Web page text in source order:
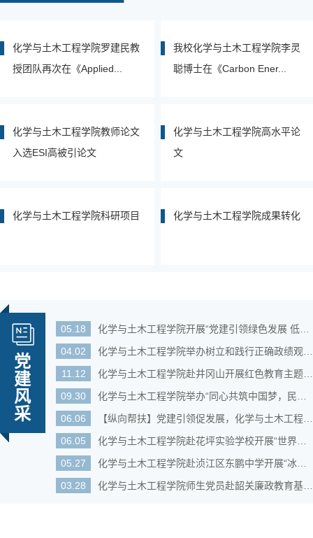
化学与土木工程学院罗建民教
授团队再次在《Applied...
我校化学与土木工程学院李灵
聪博士在《Carbon Ener...
化学与土木工程学院教师论文
入选ESI高被引论文
化学与土木工程学院高水平论
文
​化学与土木工程学院科研项目 化学与土木工程学院成果转化
党
建
风
采
05.18
化学与土木工程学院开展“党建引领绿色发展 低碳行动共建...
04.02
化学与土木工程学院举办树立和践行正确政绩观学习教育专...
11.12
化学与土木工程学院赴井冈山开展红色教育主题党日活动
09.30
化学与土木工程学院举办“同心共筑中国梦，民族团结贺双...
06.06
【纵向帮扶】党建引领促发展，化学与土木工程学院多举措...
06.05
化学与土木工程学院赴花坪实验学校开展“世界环境日”环...
05.27
化学与土木工程学院赴浈江区东鹏中学开展“冰壶聚力润心...
03.28
化学与土木工程学院师生党员赴韶关廉政教育基地开展警示教育